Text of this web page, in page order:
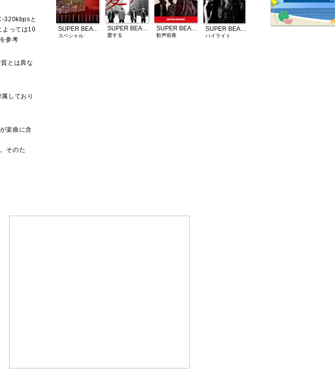
320kbpsと
よっては10
参考
とは異な
しており
楽曲に含
そのた
SUPER BEAVER
スペシャル
SUPER BEAVER
愛する
SUPER BEAVER
歓声前夜
SUPER BEAVER
ハイライト